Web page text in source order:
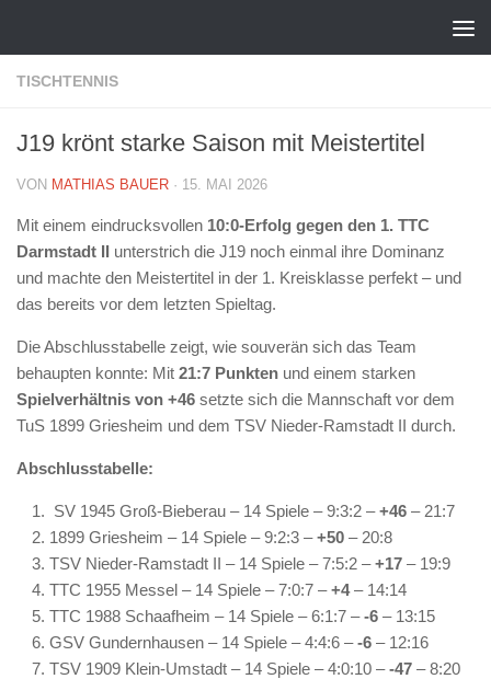
TISCHTENNIS
J19 krönt starke Saison mit Meistertitel
VON MATHIAS BAUER · 15. MAI 2026
Mit einem eindrucksvollen 10:0-Erfolg gegen den 1. TTC
Darmstadt II unterstrich die J19 noch einmal ihre Dominanz
und machte den Meistertitel in der 1. Kreisklasse perfekt – und
das bereits vor dem letzten Spieltag.
Die Abschlusstabelle zeigt, wie souverän sich das Team
behaupten konnte: Mit 21:7 Punkten und einem starken
Spielverhältnis von +46 setzte sich die Mannschaft vor dem
TuS 1899 Griesheim und dem TSV Nieder-Ramstadt II durch.
Abschlusstabelle:
SV 1945 Groß-Bieberau – 14 Spiele – 9:3:2 –+46 – 21:7
1899 Griesheim – 14 Spiele – 9:2:3 –+50 – 20:8
TSV Nieder-Ramstadt II – 14 Spiele – 7:5:2 –+17 – 19:9
TTC 1955 Messel – 14 Spiele – 7:0:7 –+4– 14:14
TTC 1988 Schaafheim – 14 Spiele – 6:1:7 –-6 – 13:15
GSV Gundernhausen – 14 Spiele – 4:4:6 –-6 – 12:16
TSV 1909 Klein-Umstadt – 14 Spiele – 4:0:10 –-47 – 8:20